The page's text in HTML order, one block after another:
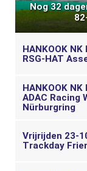
Nog 32
HANKOOK
RSG-HAT
HANKOOK
ADAC Racing
Nürburgring
Vrijrijden 23-
Trackday